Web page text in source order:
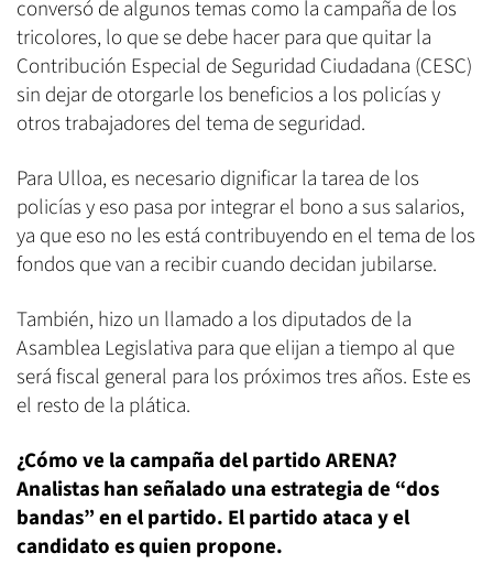
conversó de algunos temas como la campaña de los
tricolores, lo que se debe hacer para que quitar la
Contribución Especial de Seguridad Ciudadana (CESC)
sin dejar de otorgarle los beneficios a los policías y
otros trabajadores del tema de seguridad.
Para Ulloa, es necesario dignificar la tarea de los
policías y eso pasa por integrar el bono a sus salarios,
ya que eso no les está contribuyendo en el tema de los
fondos que van a recibir cuando decidan jubilarse.
También, hizo un llamado a los diputados de la
Asamblea Legislativa para que elijan a tiempo al que
será fiscal general para los próximos tres años. Este es
el resto de la plática.
¿Cómo ve la campaña del partido ARENA?
Analistas han señalado una estrategia de “dos
bandas” en el partido. El partido ataca y el
candidato es quien propone.